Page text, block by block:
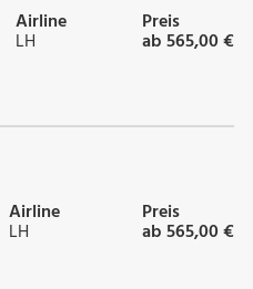
Airline
LH
Preis
ab 565,00 €
Airline
LH
Preis
ab 565,00 €